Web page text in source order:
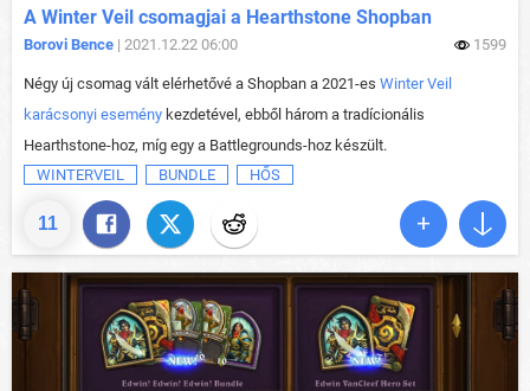
11
A Winter Veil csomagjai a Hearthstone Shopban
Borovi Bence | 2021.12.22 06:00 1599
Négy új csomag vált elérhetővé a Shopban a 2021-es Winter Veil
karácsonyi esemény kezdetével, ebből három a tradícionális
Hearthstone-hoz, míg egy a Battlegrounds-hoz készült.
WINTERVEIL
BUNDLE HŐS